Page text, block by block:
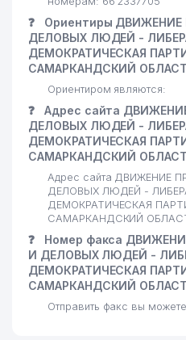
❓
Ориентиры
ДЕЛОВЫХ ЛЮДЕЙ -
ДЕМОКРАТИЧЕСКАЯ
САМАРКАНДСКИЙ
Ориентиром являются:
❓
Адрес сайта
ДЕЛОВЫХ ЛЮДЕЙ -
ДЕМОКРАТИЧЕСКАЯ
САМАРКАНДСКИЙ
Адрес сайта ДВИЖЕНИЕ
ДЕЛОВЫХ ЛЮДЕЙ -
ДЕМОКРАТИЧЕСКАЯ
САМАРКАНДСКИЙ
❓
Номер факса
И ДЕЛОВЫХ ЛЮДЕЙ -
ДЕМОКРАТИЧЕСКАЯ
САМАРКАНДСКИЙ
Отправить факс вы